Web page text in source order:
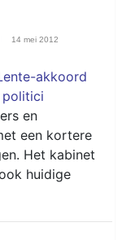
14 mei 2012
akkoord
en
een kortere
Het kabinet
huidige